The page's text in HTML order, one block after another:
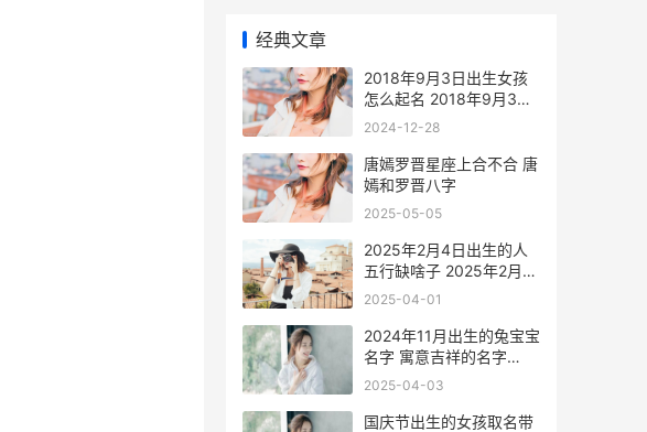
经典文章
2018年9月3日出生女孩
怎么起名 2018年9月3日
出生五行缺什么
2024-12-28
唐嫣罗晋星座上合不合 唐
嫣和罗晋八字
2025-05-05
2025年2月4日出生的人
五行缺啥子 2025年2月4
日出生的女孩
2025-04-01
2024年11月出生的兔宝宝
名字 寓意吉祥的名字
2024年11月出生的宝宝什
2025-04-03
国庆节出生的女孩取名带